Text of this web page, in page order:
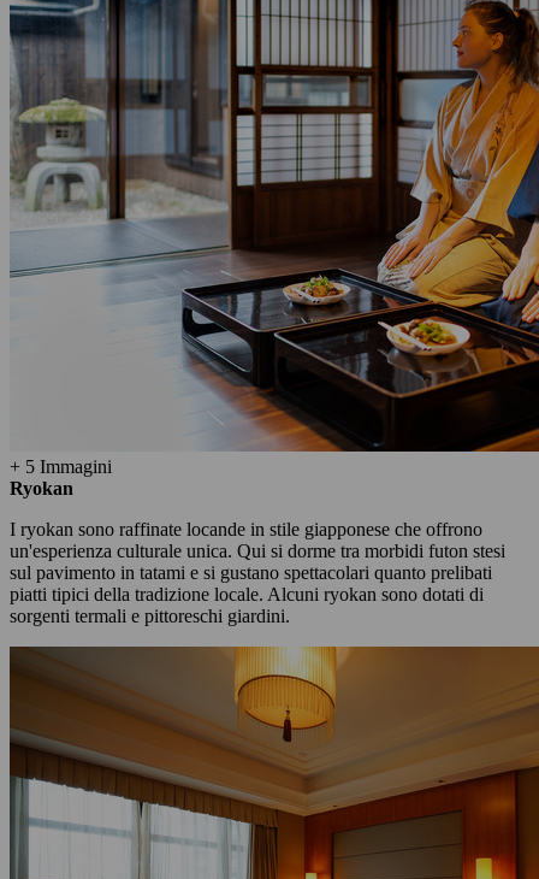
+ 5 Immagini
Ryokan
I ryokan sono raffinate locande in stile giapponese che offrono
un'esperienza culturale unica. Qui si dorme tra morbidi futon stesi
sul pavimento in tatami e si gustano spettacolari quanto prelibati
piatti tipici della tradizione locale. Alcuni ryokan sono dotati di
sorgenti termali e pittoreschi giardini.